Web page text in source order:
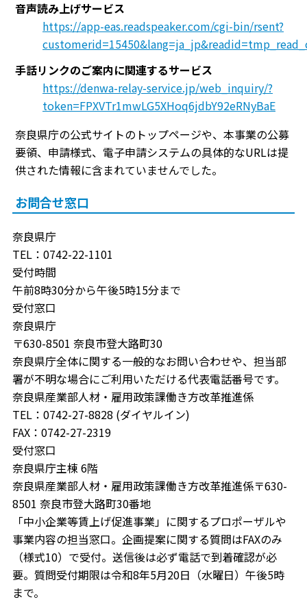
音声読み上げサービス
https://app-eas.readspeaker.com/cgi-bin/rsent?
手話リンクのご案内に関連するサービス
https://denwa-relay-service.jp/web_inquiry/?
token=FPXVTr1mwLG5XHoq6jdbY92eRNyBaE
奈良県庁の公式サイトのトップページや、本事業の公募
要領、申請様式、電子申請システムの具体的なURLは提
供された情報に含まれていませんでした。
お問合せ窓口
奈良県庁
TEL：0742-22-1101
受付時間
午前8時30分から午後5時15分まで
受付窓口
奈良県庁
〒630-8501 奈良市登大路町30
奈良県庁全体に関する一般的なお問い合わせや、担当部
署が不明な場合にご利用いただける代表電話番号です。
奈良県産業部人材・雇用政策課働き方改革推進係
TEL：0742-27-8828 (ダイヤルイン)
FAX：0742-27-2319
受付窓口
奈良県庁主棟 6階
奈良県産業部人材・雇用政策課働き方改革推進係〒630-
8501 奈良市登大路町30番地
「中小企業等賃上げ促進事業」に関するプロポーザルや
事業内容の担当窓口。企画提案に関する質問はFAXのみ
（様式10）で受付。送信後は必ず電話で到着確認が必
要。質問受付期限は令和8年5月20日（水曜日）午後5時
まで。